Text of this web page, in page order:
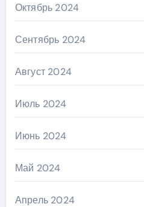
Октябрь 2024
Сентябрь 2024
Август 2024
Июль 2024
Июнь 2024
Май 2024
Апрель 2024